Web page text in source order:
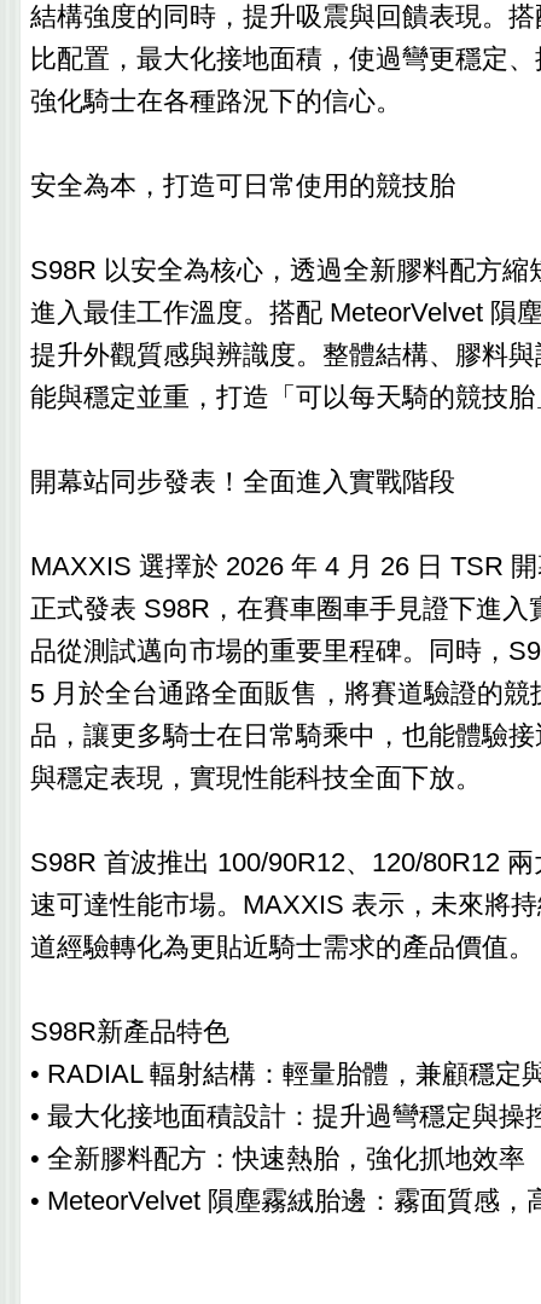
結構強度的同時，提升吸震與回饋表現。
比配置，最大化接地面積，使過彎更穩定
強化騎士在各種路況下的信心。
安全為本，打造可日常使用的競技胎
S98R 以安全為核心，透過全新膠料配方縮
進入最佳工作溫度。搭配 MeteorVelvet 隕
提升外觀質感與辨識度。整體結構、膠料
能與穩定並重，打造「可以每天騎的競技
開幕站同步發表！全面進入實戰階段
MAXXIS 選擇於 2026 年 4 月 26 日 TSR
正式發表 S98R，在賽車圈車手見證下進入
品從測試邁向市場的重要里程碑。同時，
5 月於全台通路全面販售，將賽道驗證的競
品，讓更多騎士在日常騎乘中，也能體驗
與穩定表現，實現性能科技全面下放。
S98R 首波推出 100/90R12、120/80R12
速可達性能市場。MAXXIS 表示，未來將
道經驗轉化為更貼近騎士需求的產品價值。
S98R新產品特色
• RADIAL 輻射結構：輕量胎體，兼顧穩定
• 最大化接地面積設計：提升過彎穩定與操
• 全新膠料配方：快速熱胎，強化抓地效率
• MeteorVelvet 隕塵霧絨胎邊：霧面質感，